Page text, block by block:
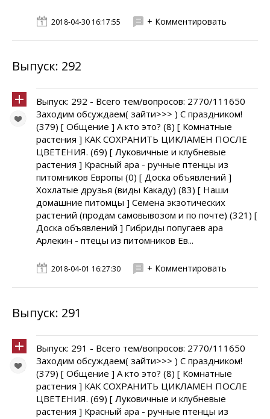
2018-04-30 16:17:55 + Комментировать
Выпуск: 292
Выпуск: 292 - Всего тем/вопросов: 2770/111650
Заходим обсуждаем( зайти>>> ) С праздником!
(379) [ Общение ] А кто это? (8) [ Комнатные
растения ] КАК СОХРАНИТЬ ЦИКЛАМЕН ПОСЛЕ
ЦВЕТЕНИЯ. (69) [ Луковичные и клубневые
растения ] Красный ара - ручные птенцы из
питомников Европы (0) [ Доска объявлений ]
Хохлатые друзья (виды Какаду) (83) [ Наши
домашние питомцы ] Семена экзотических
растений (продам самовывозом и по почте) (321) [
Доска объявлений ] Гибриды попугаев ара
Арлекин - птецы из питомников Ев...
2018-04-01 16:27:30 + Комментировать
Выпуск: 291
Выпуск: 291 - Всего тем/вопросов: 2770/111650
Заходим обсуждаем( зайти>>> ) С праздником!
(379) [ Общение ] А кто это? (8) [ Комнатные
растения ] КАК СОХРАНИТЬ ЦИКЛАМЕН ПОСЛЕ
ЦВЕТЕНИЯ. (69) [ Луковичные и клубневые
растения ] Красный ара - ручные птенцы из